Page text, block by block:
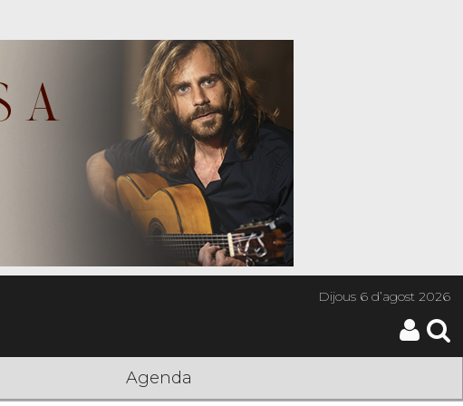
Dijous6 d’agost 2026
Agenda